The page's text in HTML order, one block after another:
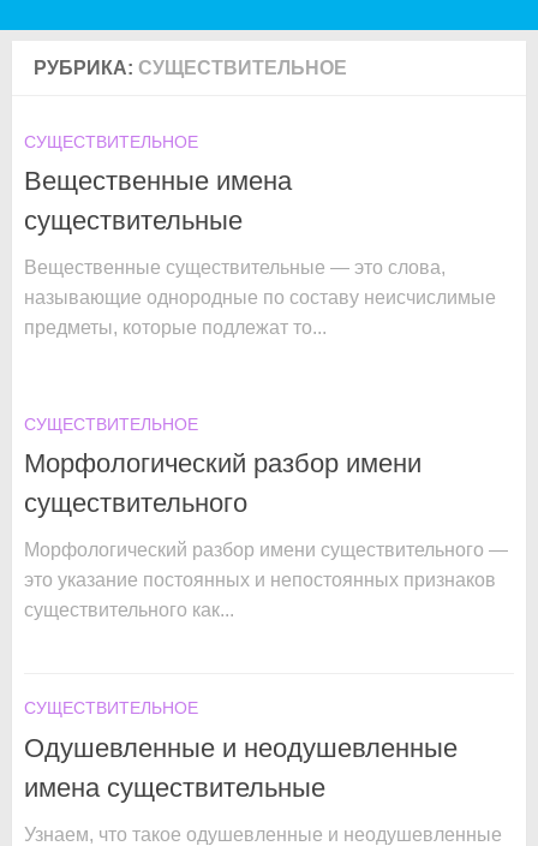
РУБРИКА: СУЩЕСТВИТЕЛЬНОЕ
СУЩЕСТВИТЕЛЬНОЕ
Вещественные имена
существительные
Вещественные существительные — это слова,
называющие однородные по составу неисчислимые
предметы, которые подлежат то...
СУЩЕСТВИТЕЛЬНОЕ
Морфологический разбор имени
существительного
Морфологический разбор имени существительного —
это указание постоянных и непостоянных признаков
существительного как...
СУЩЕСТВИТЕЛЬНОЕ
Одушевленные и неодушевленные
имена существительные
Узнаем, что такое одушевленные и неодушевленные